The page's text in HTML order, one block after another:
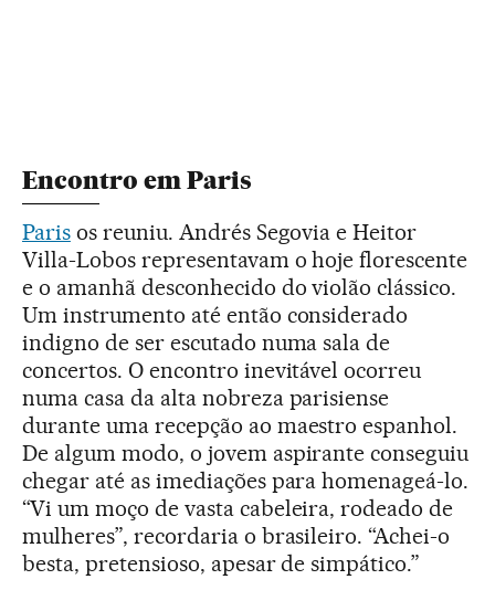
Encontro em Paris
Parisos reuniu. Andrés Segovia e Heitor
Villa-Lobos representavam o hoje florescente
e o amanhã desconhecido do violão clássico.
Um instrumento até então considerado
indigno de ser escutado numa sala de
concertos. O encontro inevitável ocorreu
numa casa da alta nobreza parisiense
durante uma recepção ao maestro espanhol.
De algum modo, o jovem aspirante conseguiu
chegar até as imediações para homenageá-lo.
“Vi um moço de vasta cabeleira, rodeado de
mulheres”, recordaria o brasileiro. “Achei-o
besta, pretensioso, apesar de simpático.”